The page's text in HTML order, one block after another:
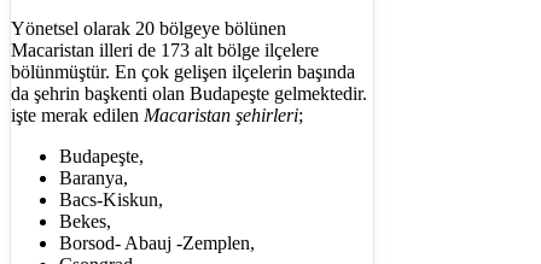
Yönetsel olarak 20 bölgeye bölünen
Macaristan illeri de 173 alt bölge ilçelere
bölünmüştür. En çok gelişen ilçelerin başında
da şehrin başkenti olan Budapeşte gelmektedir.
işte merak edilen Macaristan şehirleri;
Budapeşte,
Baranya,
Bacs-Kiskun,
Bekes,
Borsod- Abauj -Zemplen,